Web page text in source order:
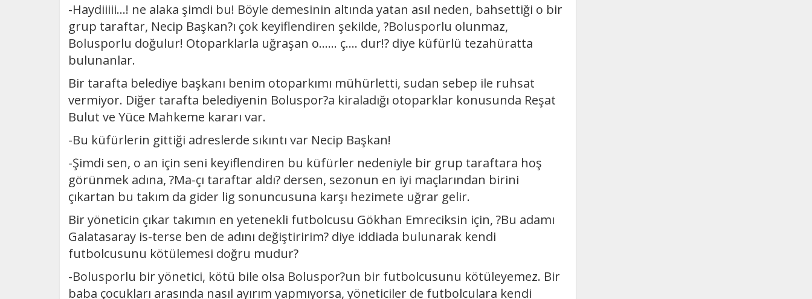
-Haydiiiii...! ne alaka şimdi bu! Böyle demesinin altında yatan asıl neden, bahsettiği o bir
grup taraftar, Necip Başkan?ı çok keyiflendiren şekilde, ?Bolusporlu olunmaz,
Bolusporlu doğulur! Otoparklarla uğraşan o...... ç.... dur!? diye küfürlü tezahüratta
bulunanlar.
Bir tarafta belediye başkanı benim otoparkımı mühürletti, sudan sebep ile ruhsat
vermiyor. Diğer tarafta belediyenin Boluspor?a kiraladığı otoparklar konusunda Reşat
Bulut ve Yüce Mahkeme kararı var.
-Bu küfürlerin gittiği adreslerde sıkıntı var Necip Başkan!
-Şimdi sen, o an için seni keyiflendiren bu küfürler nedeniyle bir grup taraftara hoş
görünmek adına, ?Ma-çı taraftar aldı? dersen, sezonun en iyi maçlarından birini
çıkartan bu takım da gider lig sonuncusuna karşı hezimete uğrar gelir.
Bir yöneticin çıkar takımın en yetenekli futbolcusu Gökhan Emreciksin için, ?Bu adamı
Galatasaray is-terse ben de adını değiştiririm? diye iddiada bulunarak kendi
futbolcusunu kötülemesi doğru mudur?
-Bolusporlu bir yönetici, kötü bile olsa Boluspor?un bir futbolcusunu kötüleyemez. Bir
baba çocukları arasında nasıl ayırım yapmıyorsa, yöneticiler de futbolculara kendi